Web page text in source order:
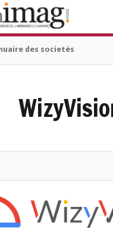
des societés